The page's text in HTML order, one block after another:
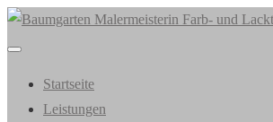
Startseite
Leistungen